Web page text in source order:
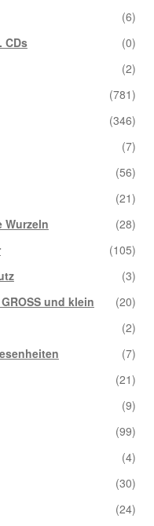
(6)
CDs
(0)
(2)
(781)
(346)
(7)
(56)
(21)
Wurzeln
(28)
(105)
(3)
und klein
(20)
(2)
(7)
(21)
(9)
(99)
(4)
(30)
(24)